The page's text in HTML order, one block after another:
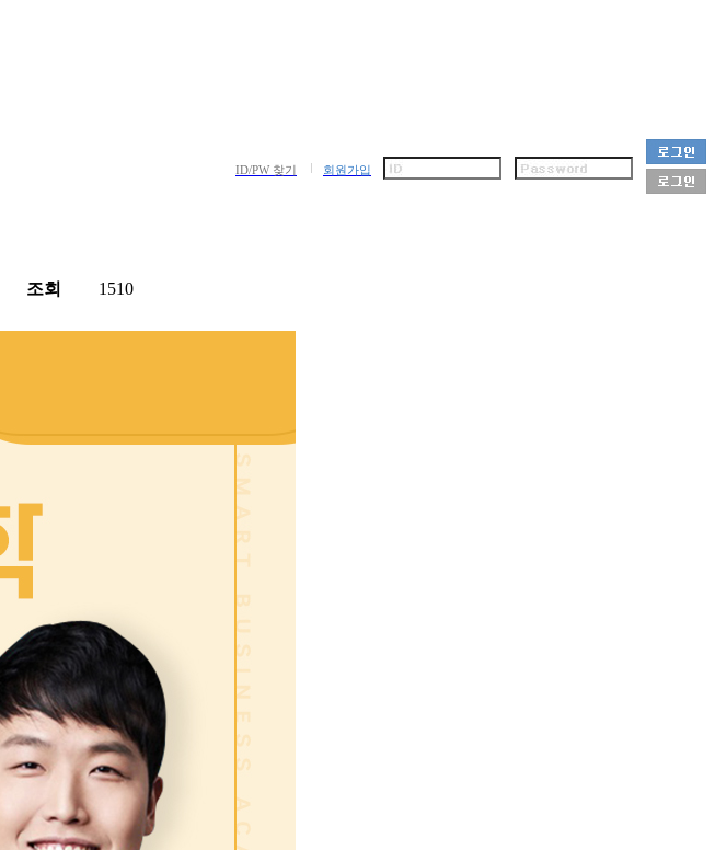
ID/PW 찾기 회원가입
조회
1510